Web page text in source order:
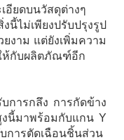
อียดบนวัสดุต่างๆ
ไม่เพียงปรับปรุงรูป
าม แต่ยังเพิ่มความ
ห้กับผลิตภัณฑ์อีก
การกลึง การกัดข้าง
งนี้มาพร้อมกับแกน Y
การตัดเฉือนชิ้นส่วน